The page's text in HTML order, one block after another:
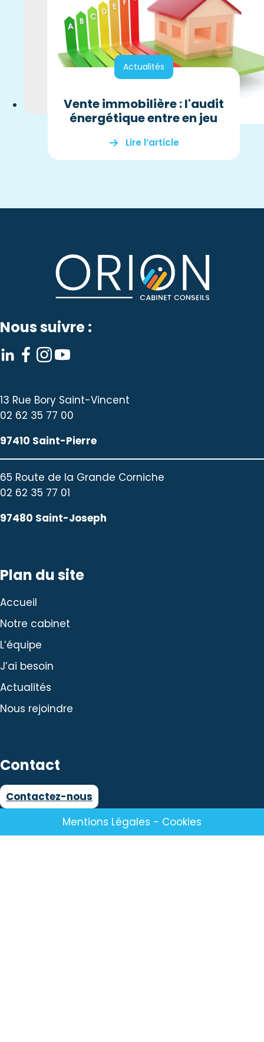
Actualités
Vente immobilière : l'audit
énergétique entre en jeu
Lire l’article
Nous suivre :
13 Rue Bory Saint-Vincent
02 62 35 77 00
97410 Saint-Pierre
65 Route de la Grande Corniche
02 62 35 77 01
97480 Saint-Joseph
Plan du site
Accueil
Notre cabinet
L’équipe
J’ai besoin
Actualités
Nous rejoindre
Contact
Contactez-nous
Mentions Légales - Cookies